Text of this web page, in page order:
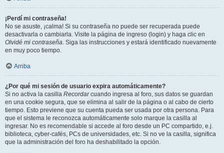
¡Perdí mi contraseña!
No se asuste, ¡calma! Si su contraseña no puede ser recuperada puede
desactivarla o cambiarla. Visite la página de ingreso (login) y haga clic en
Olvidé mi contraseña. Siga las instrucciones y estará identificado nuevamente
en muy poco tiempo.
Arriba
¿Por qué mi sesión de usuario expira automáticamente?
Si no activa la casilla Recordarcuando ingresa al foro, sus datos se guardan
en una cookie segura, que se elimina al salir de la página o al cabo de cierto
tiempo. Esto previene que su cuenta pueda ser usada por otra persona. Para
que el sistema le reconozca automáticamente solo marque la casilla al
ingresar. No es recomendable si accede al foro desde un PC compartido, e.j.
biblioteca, cyber-cafés, PCs de universidades, etc. Si no ve la casilla, significa
que la administración del foro ha deshabilitado la opción.